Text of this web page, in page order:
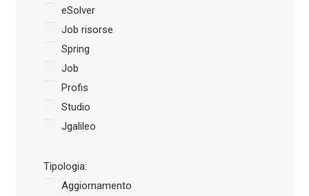
eSolver
Job risorse
Spring
Job
Profis
Studio
Jgalileo
Tipologia:
Aggiornamento